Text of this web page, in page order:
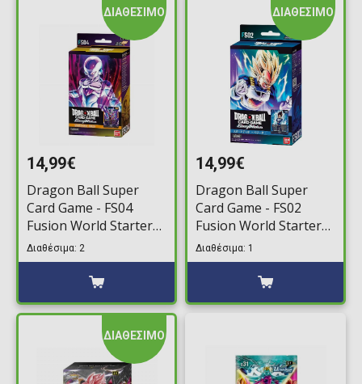
ΔΙΑΘΕΣΙΜΟ
14,99€
Dragon Ball Super
Card Game - FS04
Fusion World Starter
Deck: Frieza
Διαθέσιμα: 2
ΔΙΑΘΕΣΙΜΟ
14,99€
Dragon Ball Super
Card Game - FS02
Fusion World Starter
Deck: Vegeta
Διαθέσιμα: 1
ΔΙΑΘΕΣΙΜΟ